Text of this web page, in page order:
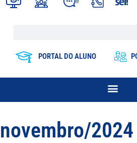
PORTAL DO ALUNO
novembro/2024